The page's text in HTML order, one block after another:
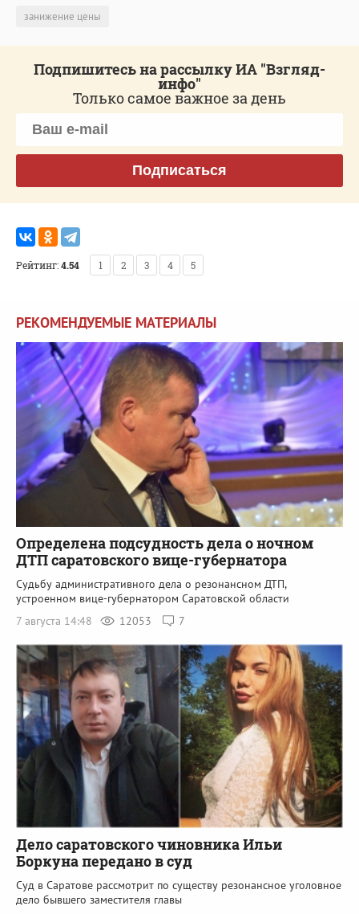
занижение цены
Подпишитесь на рассылку ИА "Взгляд-
инфо"
Только самое важное за день
Подписаться
Рейтинг:4.54 1 2 3 4 5
РЕКОМЕНДУЕМЫЕ МАТЕРИАЛЫ
Определена подсудность дела о ночном
ДТП саратовского вице-губернатора
Судьбу административного дела о резонансном ДТП,
устроенном вице-губернатором Саратовской области
7 августа 14:48
12053 7
Дело саратовского чиновника Ильи
Боркуна передано в суд
Суд в Саратове рассмотрит по существу резонансное уголовное
дело бывшего заместителя главы